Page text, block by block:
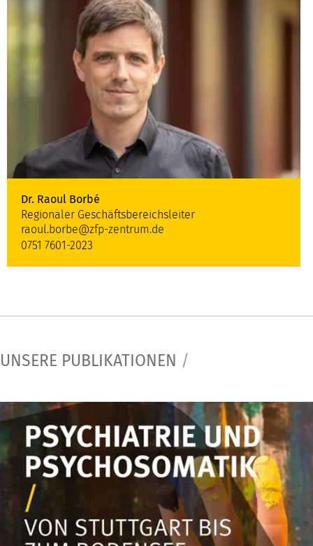
Dr. Raoul Borbé
Regionaler Geschäftsbereichsleiter
raoul.borbe@zfp-zentrum.de
0751 7601-2023
UNSERE PUBLIKATIONEN /